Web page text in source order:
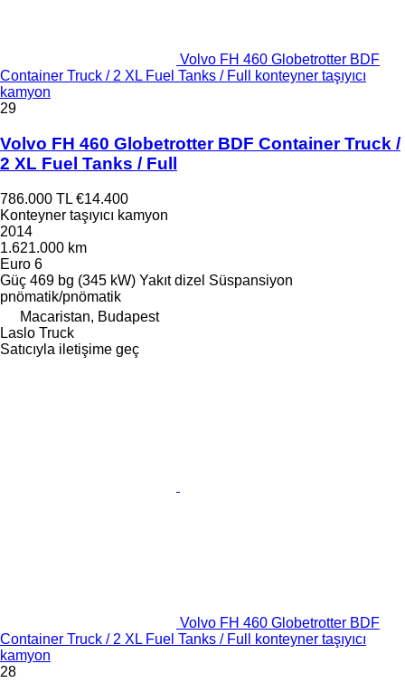
Volvo FH 460 Globetrotter BDF
Container Truck / 2 XL Fuel Tanks / Full konteyner taşıyıcı
kamyon
29
Volvo FH 460 Globetrotter BDF Container Truck /
2 XL Fuel Tanks / Full
786.000 TL €14.400
Konteyner taşıyıcı kamyon
2014
1.621.000 km
Euro 6
Güç 469 bg (345 kW) Yakıt dizel Süspansiyon
pnömatik/pnömatik
Macaristan, Budapest
Laslo Truck
Satıcıyla iletişime geç
Volvo FH 460 Globetrotter BDF
Container Truck / 2 XL Fuel Tanks / Full konteyner taşıyıcı
kamyon
28